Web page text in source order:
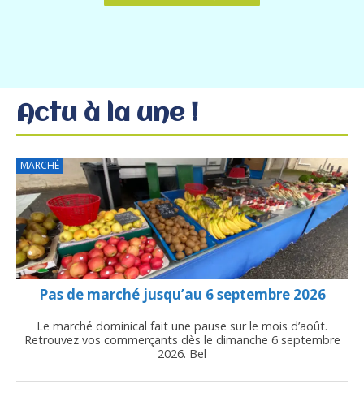
Actu à la une !
MARCHÉ
Pas de marché jusqu’au 6 septembre 2026
Le marché dominical fait une pause sur le mois d’août.
Retrouvez vos commerçants dès le dimanche 6 septembre
2026. Bel